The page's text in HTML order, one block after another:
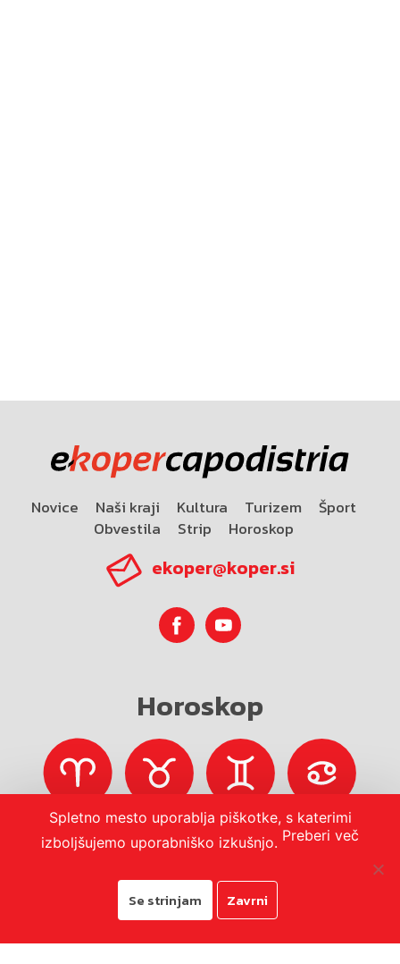
Novice Naši kraji Kultura Turizem
Šport
Obvestila
Strip Horoskop
ekoper@koper.si
Horoskop
Spletno mesto uporablja piškotke, s katerimi
izboljšujemo uporabniško izkušnjo. Preberi več
Se strinjam Zavrni